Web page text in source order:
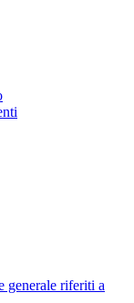
generale riferiti a